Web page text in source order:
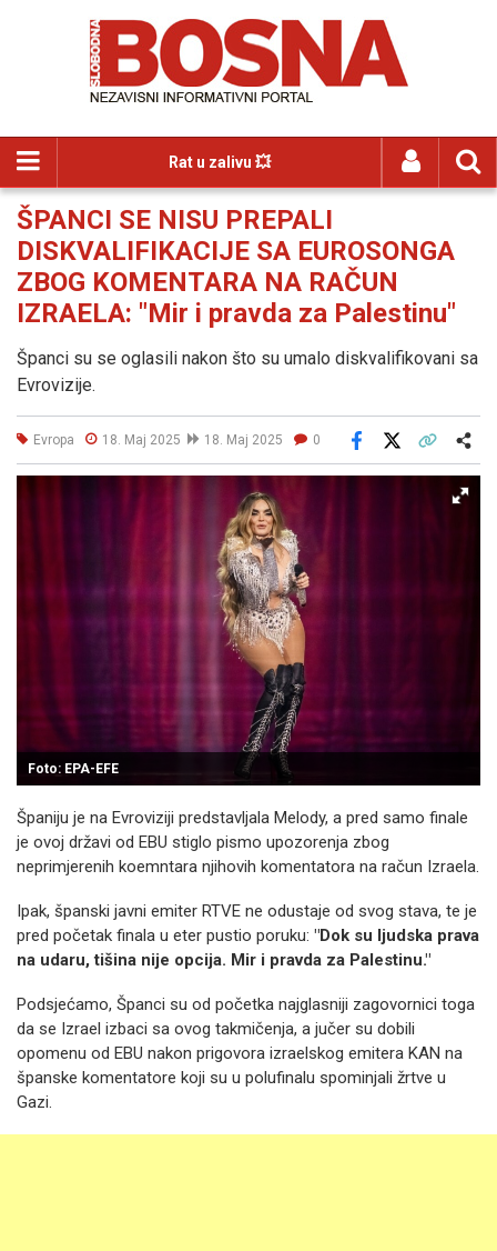
Rat u zalivu 💥
ŠPANCI SE NISU PREPALI
DISKVALIFIKACIJE SA EUROSONGA
ZBOG KOMENTARA NA RAČUN
IZRAELA: "Mir i pravda za Palestinu"
Španci su se oglasili nakon što su umalo diskvalifikovani sa
Evrovizije.
Evropa 18. Maj 2025 18. Maj 2025 0
Facebook
Foto: EPA-EFE
Španiju je na Evroviziji predstavljala Melody, a pred samo finale
je ovoj državi od EBU stiglo pismo upozorenja zbog
neprimjerenih koemntara njihovih komentatora na račun Izraela.
Ipak, španski javni emiter RTVE ne odustaje od svog stava, te je
pred početak finala u eter pustio poruku: "Dok su ljudska prava
na udaru, tišina nije opcija. Mir i pravda za Palestinu."
Podsjećamo, Španci su od početka najglasniji zagovornici toga
da se Izrael izbaci sa ovog takmičenja, a jučer su dobili
opomenu od EBU nakon prigovora izraelskog emitera KAN na
španske komentatore koji su u polufinalu spominjali žrtve u
Gazi.